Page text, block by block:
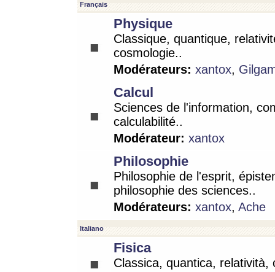
Français
Physique
Classique, quantique,
cosmologie..
Modérateurs: xantox,
Calcul
Sciences de l'information,
calculabilité..
Modérateur: xantox
Philosophie
Philosophie de l'esprit,
philosophie des sciences..
Modérateurs: xantox, Ache
Italiano
Fisica
Classica, quantica, relatività,